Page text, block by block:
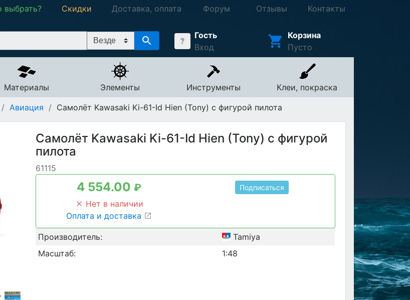
выбрать? Скидки Доставка, оплата Форум Отзывы Контакты
Гость
Вход
Корзина
Пусто
Материалы Элементы Инструменты
Клеи, покраска
/ Авиация / Самолёт Kawasaki Ki-61-Id Hien (Tony) с фигурой пилота
Самолёт Kawasaki Ki-61-Id Hien (Tony) с фигурой
пилота
61115
4 554.00 ₽
Нет в наличии
Оплата и доставка
Подписаться
Производитель:
Tamiya
Масштаб:
1:48